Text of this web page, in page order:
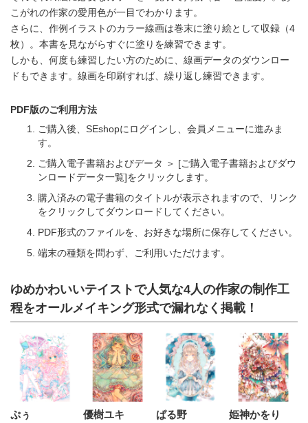
こがれの作家の愛用色が一目でわかります。
さらに、作例イラストのカラー線画は巻末に塗り絵として収録（4
枚）。本書を見ながらすぐに塗りを練習できます。
しかも、何度も練習したい方のために、線画データのダウンロー
ドもできます。線画を印刷すれば、繰り返し練習できます。
PDF版のご利用方法
ご購入後、SEshopにログインし、会員メニューに進みま
す。
ご購入電子書籍およびデータ ＞ [ご購入電子書籍およびダウ
ンロードデータ一覧]をクリックします。
購入済みの電子書籍のタイトルが表示されますので、リンク
をクリックしてダウンロードしてください。
PDF形式のファイルを、お好きな場所に保存してください。
端末の種類を問わず、ご利用いただけます。
ゆめかわいいテイストで人気な4人の作家の制作工
程をオールメイキング形式で漏れなく掲載！
ぷぅ 優樹ユキ ぱる野 姫神かをり